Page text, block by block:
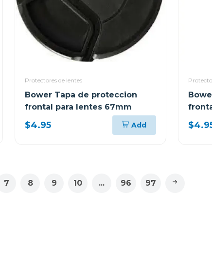
Protectores de lentes
Bower Tapa de proteccion
frontal para lentes 67mm
$4.95 Add
7 8 9 10 ... 96 97